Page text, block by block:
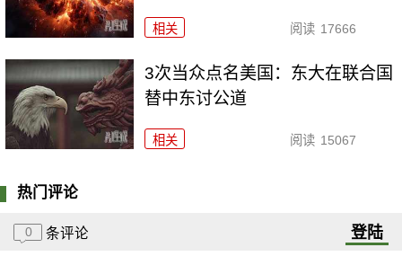
相关 阅读 17666
3次当众点名美国：东大在联合国
替中东讨公道
相关 阅读 15067
热门评论
0 条评论 登陆